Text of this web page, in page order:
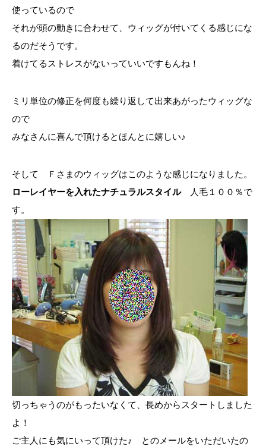
使っているので
それが頭の動きに合わせて、ウィッグが付いてくる感じにな
るのだそうです。
着けてるストレスがないっていいですもんね！
ミリ単位の修正を何度も繰り返して出来あがったウィッグな
ので
みなさんに喜んで頂けるとほんとに嬉しい♪
そして Ｆさまのウィッグはこのような感じになりました。
ローレイヤーを入れたナチュラルスタイル人毛１００％で
す。
切っちゃうのがもったいなくて、長めからスタートしました
よ！
ご主人にも気にいって頂けた♪ とのメールをいただいたの